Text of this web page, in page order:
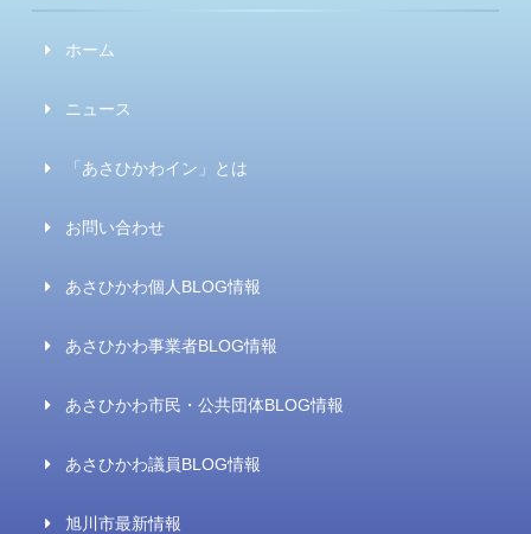
ホーム
ニュース
「あさひかわイン」とは
お問い合わせ
あさひかわ個人BLOG情報
あさひかわ事業者BLOG情報
あさひかわ市民・公共団体BLOG情報
あさひかわ議員BLOG情報
旭川市最新情報